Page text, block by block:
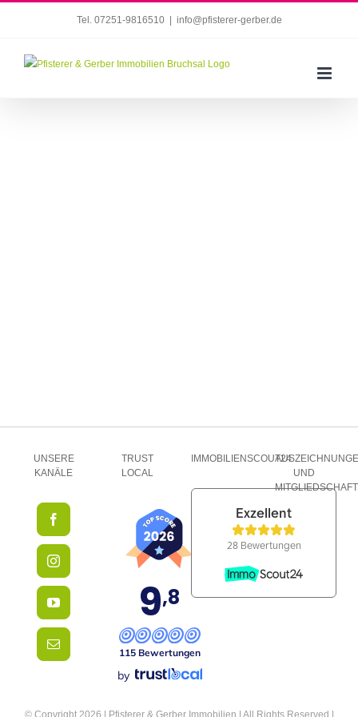
Tel. 07251-9816510 info@pfisterer-gerber.de
UNSERE
KANÄLE
TRUST
LOCAL
9,8
115 Bewertungen
by
IMMOBILIENSCOUT24
UND